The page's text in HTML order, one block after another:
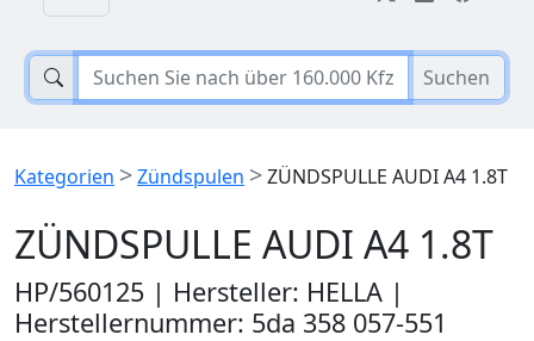
Suchen
Kategorien >Zündspulen >ZÜNDSPULLE AUDI A4 1.8T
ZÜNDSPULLE AUDI A4 1.8T
HP/560125 | Hersteller: HELLA |
Herstellernummer: 5da 358 057-551